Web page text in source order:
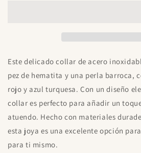
Este delicado collar de acero
pez de hematita y una perla barroca,
rojo y azul turquesa. Con un diseño
collar es perfecto para añadir un
atuendo. Hecho con materiales
esta joya es una excelente opción
para ti mismo.